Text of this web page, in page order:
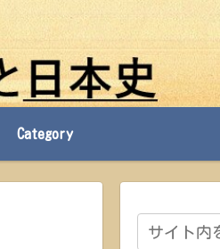
Category